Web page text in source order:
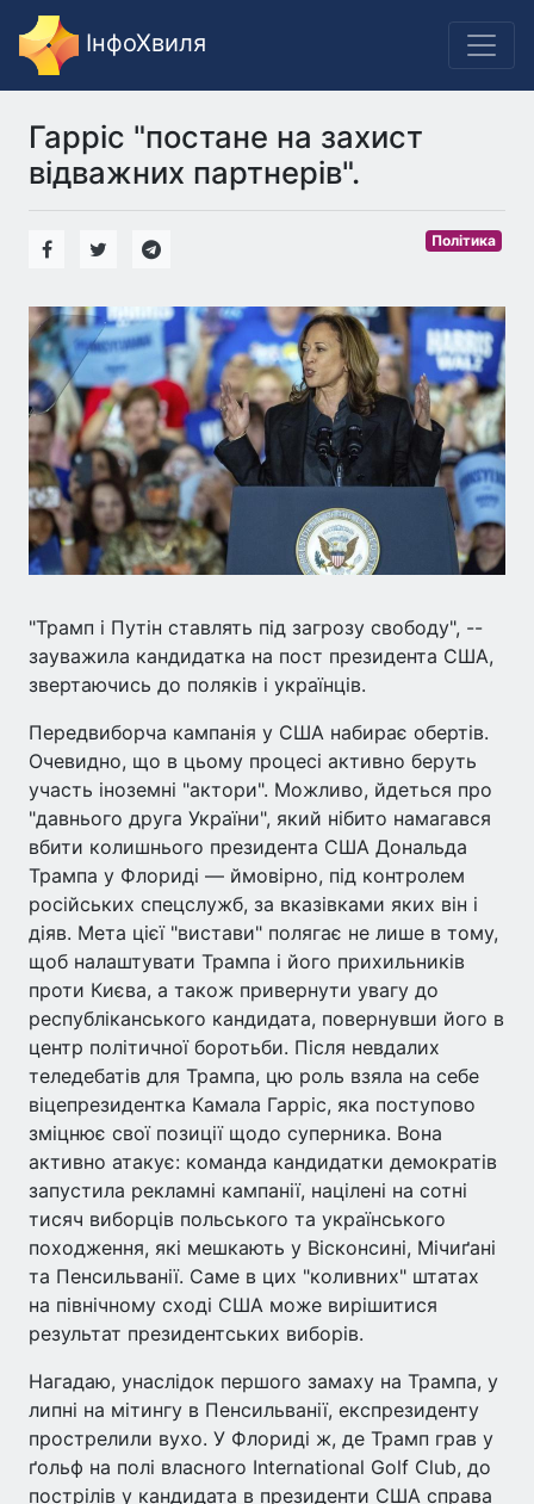
ІнфоХвиля
Гарріс "постане на захист
відважних партнерів".
Політика
"Трамп і Путін ставлять під загрозу свободу", --
зауважила кандидатка на пост президента США,
звертаючись до поляків і українців.
Передвиборча кампанія у США набирає обертів.
Очевидно, що в цьому процесі активно беруть
участь іноземні "актори". Можливо, йдеться про
"давнього друга України", який нібито намагався
вбити колишнього президента США Дональда
Трампа у Флориді — ймовірно, під контролем
російських спецслужб, за вказівками яких він і
діяв. Мета цієї "вистави" полягає не лише в тому,
щоб налаштувати Трампа і його прихильників
проти Києва, а також привернути увагу до
республіканського кандидата, повернувши його в
центр політичної боротьби. Після невдалих
теледебатів для Трампа, цю роль взяла на себе
віцепрезидентка Камала Гарріс, яка поступово
зміцнює свої позиції щодо суперника. Вона
активно атакує: команда кандидатки демократів
запустила рекламні кампанії, націлені на сотні
тисяч виборців польського та українського
походження, які мешкають у Вісконсині, Мічиґані
та Пенсильванії. Саме в цих "коливних" штатах
на північному сході США може вирішитися
результат президентських виборів.
Нагадаю, унаслідок пер­шого замаху на Трампа, у
липні на мітингу в Пен­сильванії, експрезиденту
про­стрелили вухо. У Флориді ж, де Трамп грав у
ґольф на полі влас­ного International Golf Club, до
пострілів у кандидата в прези­денти США справа